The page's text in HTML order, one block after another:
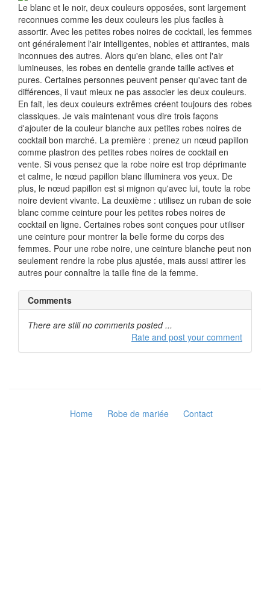
Le blanc et le noir, deux couleurs opposées, sont largement
reconnues comme les deux couleurs les plus faciles à
assortir. Avec les petites robes noires de cocktail, les femmes
ont généralement l'air intelligentes, nobles et attirantes, mais
inconnues des autres. Alors qu'en blanc, elles ont l'air
lumineuses, les robes en dentelle grande taille actives et
pures. Certaines personnes peuvent penser qu'avec tant de
différences, il vaut mieux ne pas associer les deux couleurs.
En fait, les deux couleurs extrêmes créent toujours des robes
classiques. Je vais maintenant vous dire trois façons
d'ajouter de la couleur blanche aux petites robes noires de
cocktail bon marché. La première : prenez un nœud papillon
comme plastron des petites robes noires de cocktail en
vente. Si vous pensez que la robe noire est trop déprimante
et calme, le nœud papillon blanc illuminera vos yeux. De
plus, le nœud papillon est si mignon qu'avec lui, toute la robe
noire devient vivante. La deuxième : utilisez un ruban de soie
blanc comme ceinture pour les petites robes noires de
cocktail en ligne. Certaines robes sont conçues pour utiliser
une ceinture pour montrer la belle forme du corps des
femmes. Pour une robe noire, une ceinture blanche peut non
seulement rendre la robe plus ajustée, mais aussi attirer les
autres pour connaître la taille fine de la femme.
Comments
There are still no comments posted ...
Rate and post your comment
Home Robe de mariée Contact